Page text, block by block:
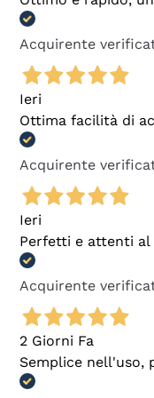
Acquirente
Ieri
Ottima facilità di
Acquirente
Ieri
Perfetti e attenti al
Acquirente
2 Giorni Fa
Semplice nell'uso,